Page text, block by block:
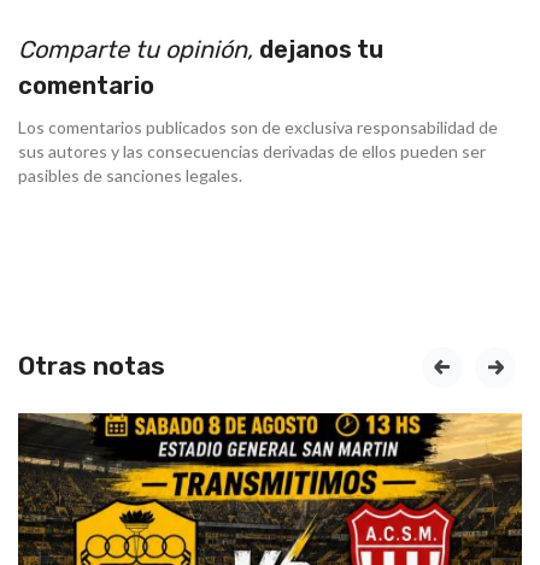
Comparte tu opinión, dejanos tu
comentario
Los comentarios publicados son de exclusiva responsabilidad de
sus autores y las consecuencias derivadas de ellos pueden ser
pasibles de sanciones legales.
Otras notas prev next